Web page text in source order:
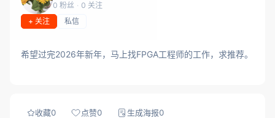
0 粉丝 · 0 关注
+ 关注
私信
希望过完2026年新年，马上找FPGA工程师的工作，求推荐。
收藏0 点赞0 生成海报0